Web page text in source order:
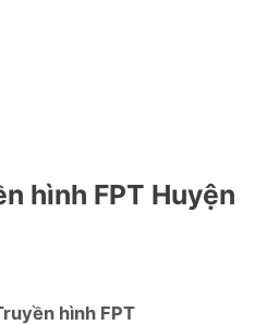
hình FPT Huyện
hình FPT